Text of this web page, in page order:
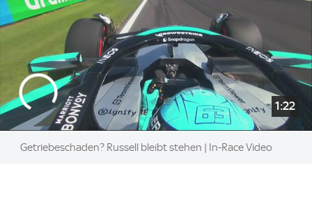
1:22
Getriebeschaden? Russell bleibt stehen | In-Race Video